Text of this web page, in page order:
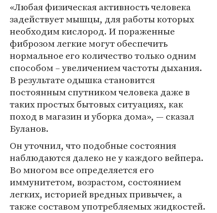
«Любая физическая активность человека
задействует мышцы, для работы которых
необходим кислород. И пораженные
фиброзом легкие могут обеспечить
нормальное его количество только одним
способом – увеличением частоты дыхания.
В результате одышка становится
постоянным спутником человека даже в
таких простых бытовых ситуациях, как
поход в магазин и уборка дома», — сказал
Буланов.
Он уточнил, что подобные состояния
наблюдаются далеко не у каждого вейпера.
Во многом все определяется его
иммунитетом, возрастом, состоянием
легких, историей вредных привычек, а
также составом употребляемых жидкостей.